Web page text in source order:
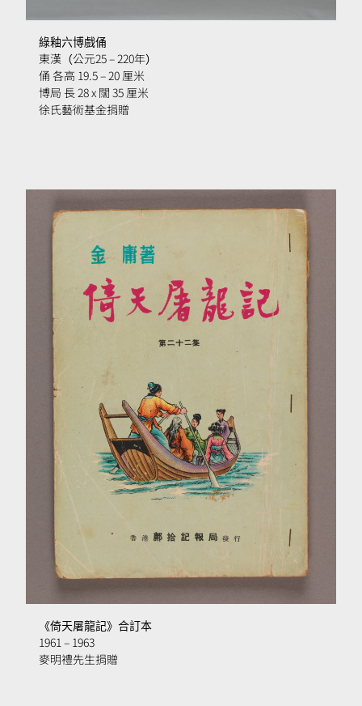
綠釉六博戲俑
東漢（公元25 – 220年）
俑 各高 19.5 – 20 厘米
博局 長 28 x 闊 35 厘米
徐氏藝術基金捐贈
《倚天屠龍記》合訂本
1961 – 1963
麥明禮先生捐贈